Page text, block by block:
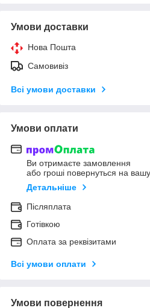
Умови доставки
Нова Пошта
Самовивіз
Всі умови доставки
Умови оплати
Ви отримаєте замовлення
або гроші повернуться на
Детальніше
Післяплата
Готівкою
Оплата за реквізитами
Всі умови оплати
Умови повернення